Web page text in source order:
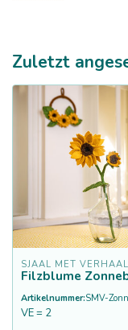
Zuletzt
SJAAL MET VERHAAL
Filzblume
Artikelnummer:SMV-
VE = 2